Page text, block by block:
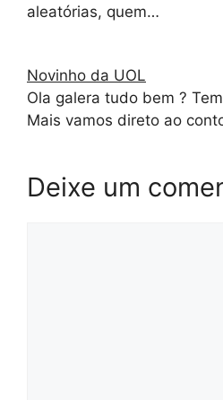
aleatórias, quem…
Novinho da UOL
Ola galera tudo bem ?
Mais vamos direto ao
Deixe um